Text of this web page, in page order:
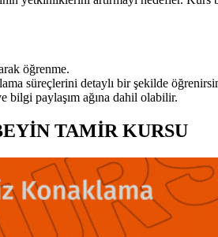
öğrenme.
süreçlerini detaylı bir şekilde
bilgi paylaşım ağına dahil olabilir.
TAMİR KURSU